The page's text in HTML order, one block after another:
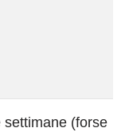
settimane (forse